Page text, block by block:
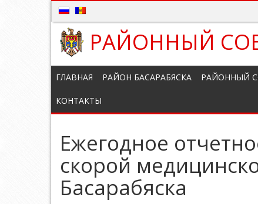
РАЙОННЫЙ
ГЛАВНАЯ РАЙОН БАСАРАБЯСКА РАЙОННЫЙ
КОНТАКТЫ
Ежегодное
скорой
Басарабяска